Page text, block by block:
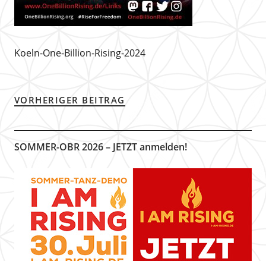
Koeln-One-Billion-Rising-2024
VORHERIGER BEITRAG
SOMMER-OBR 2026 – JETZT anmelden!